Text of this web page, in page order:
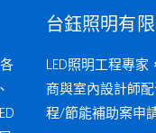
台鈺照明有
LED照明工程專
商與室內設計師
程/節能補助案申